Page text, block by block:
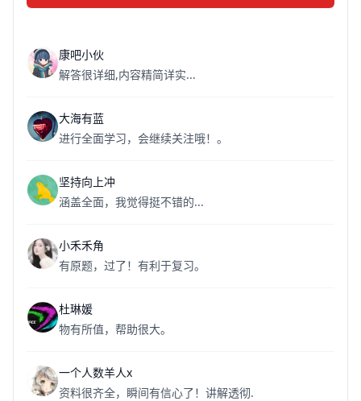
康吧小伙
解答很详细,内容精简详实...
大海有蓝
进行全面学习，会继续关注哦！。
坚持向上冲
涵盖全面，我觉得挺不错的...
小禾禾角
有原题，过了！有利于复习。
杜琳媛
物有所值，帮助很大。
一个人数羊人x
资料很齐全，瞬间有信心了！讲解透彻.